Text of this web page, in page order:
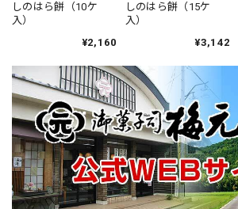
しのはら餅（10ケ
入）
¥2,160
しのはら餅（15ケ
入）
¥3,142